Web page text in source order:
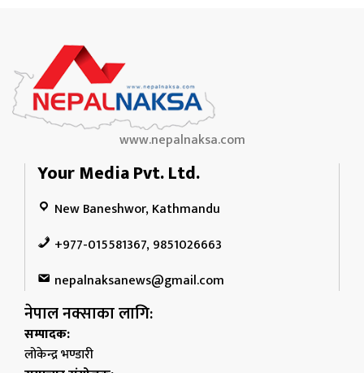
www.nepalnaksa.com
Your Media Pvt. Ltd.
New Baneshwor, Kathmandu
+977-015581367, 9851026663
nepalnaksanews@gmail.com
नेपाल नक्साका लागि:
सम्पादक:
लोकेन्द्र भण्डारी